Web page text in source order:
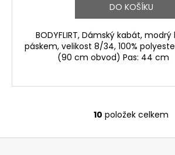
DO KOŠÍKU
BODYFLIRT, Dámský kabát,
páskem, velikost 8/34, 100%
(90 cm obvod) Pas: 44
O
v
10 položek celkem
Z